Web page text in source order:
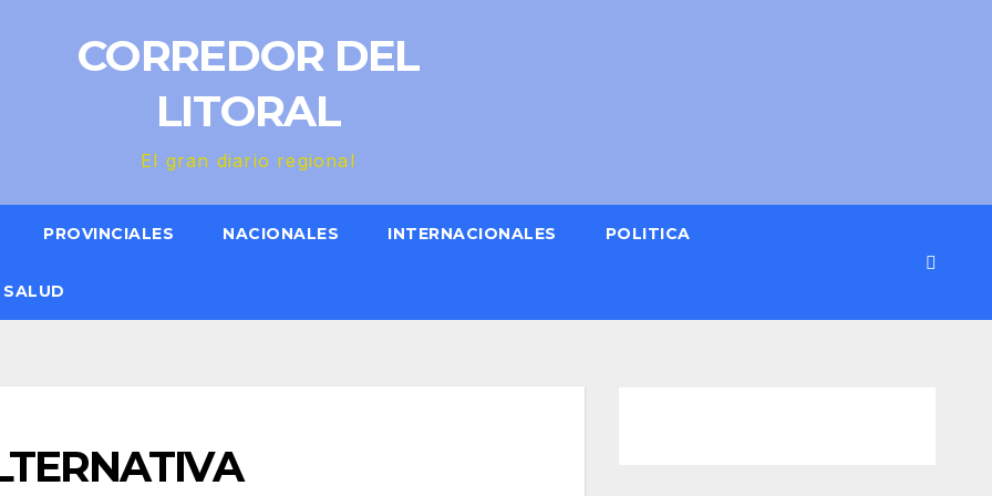
CORREDOR DEL
LITORAL
El gran diario regional
PROVINCIALES NACIONALES INTERNACIONALES POLITICA
SALUD